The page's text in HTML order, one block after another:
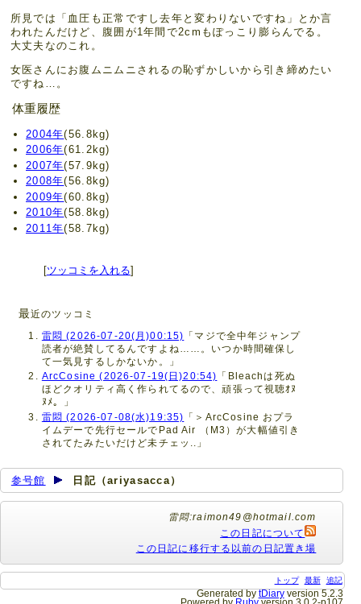
所見では「血圧も正常ですし去年と変わりないですね」とか言
われたんだけど、腹囲が1年間で2cmもぽっこり膨らんでる。
大丈夫なのこれ。
女医さんにお腹ムニムニされるの恥ずかしいから引き締めたい
ですね…。
体重履歴
2004年(56.8kg)
2006年(61.2kg)
2007年(57.9kg)
2008年(56.8kg)
2009年(60.8kg)
2010年(58.8kg)
2011年(58.7kg)
[ツッコミを入れる]
最近のツッコミ
雷悶 (2026-07-20(月)00:15)
「マジで全中年ジャンプ
読者が絶賛してるんですよね……。いつか時間確保し
て一気見するしかないか。」
ArcCosine (2026-07-19(日)20:54)
「Bleachは死ぬ
ほどクオリティ高く作られてるので、頑張って視聴ｵﾇ
ﾇﾒ。」
雷悶 (2026-07-08(水)19:35)
「＞ArcCosine おプラ
イムデーで先行セールでPad Air （M3）が大幅値引き
されてたみたいだけど未チェッ..」
参号館 日記（ariyasacca）
雷悶:raimon49@hotmail.com
この日記について
この日記に移行する以前の日記置き場
トップ 最新 追記
Generated by tDiaryversion 5.2.3